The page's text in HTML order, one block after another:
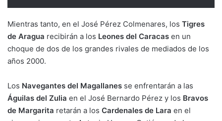
Mientras tanto, en el José Pérez Colmenares, los Tigres
de Aragua recibirán a los Leones del Caracas en un
choque de dos de los grandes rivales de mediados de los
años 2000.
Los Navegantes del Magallanes se enfrentarán a las
Águilas del Zulia en el José Bernardo Pérez y los Bravos
de Margarita retarán a los Cardenales de Lara en el